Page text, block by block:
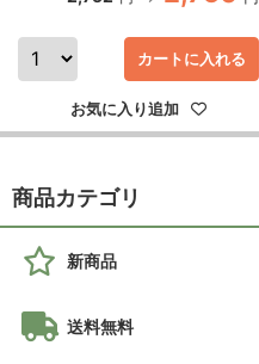
お気に入り追加
カートに入れる
商品カテゴリ
新商品
送料無料